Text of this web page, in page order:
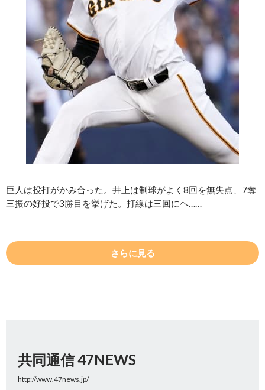
巨人は投打がかみ合った。井上は制球がよく8回を無失点、7奪
三振の好投で3勝目を挙げた。打線は三回にヘ……
さらに見る
共同通信 47NEWS
http://www.47news.jp/